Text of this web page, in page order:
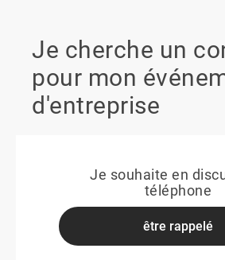
Je cherche un
pour mon
d'entreprise
Je souhaite en
téléphone
être rappelé